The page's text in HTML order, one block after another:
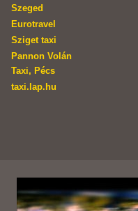
Szeged
Eurotravel
Sziget taxi
Pannon Volán
Taxi, Pécs
taxi.lap.hu